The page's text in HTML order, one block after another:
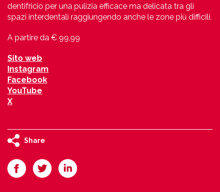
dentifricio per una pulizia efficace ma delicata tra gli
spazi interdentali raggiungendo anche le zone più difficili.
A partire da € 99,99
Sito web
Instagram
Facebook
YouTube
X
Share